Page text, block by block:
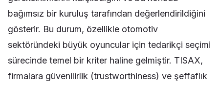
bağımsız bir kuruluş tarafından değerlendirildiğini
gösterir. Bu durum, özellikle otomotiv
sektöründeki büyük oyuncular için tedarikçi seçimi
sürecinde temel bir kriter haline gelmiştir. TISAX,
firmalara güvenilirlik (trustworthiness) ve şeffaflık